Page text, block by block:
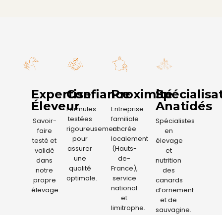
Expertise
Éleveur
Savoir-
faire
testé et
validé
dans
notre
propre
élevage.
Confiance
Formules
testées
rigoureusement
pour
assurer
une
qualité
optimale.
Proximité
Entreprise
familiale
ancrée
localement
(Hauts-
de-
France),
service
national
et
limitrophe.
Anatidés
Spécialistes
en
élevage
et
nutrition
des
canards
d’ornement
et de
sauvagine.